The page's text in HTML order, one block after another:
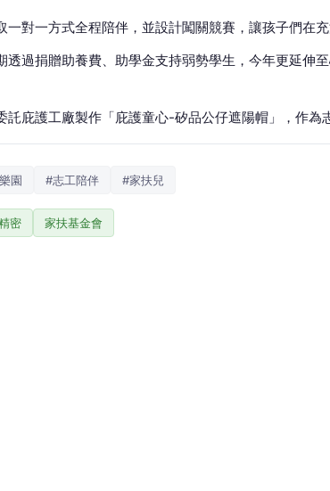
一對一方式全程陪伴，並設計闖關競賽，讓孩子們在
透過捐贈助養費、助學金支持弱勢學生，今年更延伸
託庇護工廠製作「庇護童心-矽品公仔遮陽帽」，作為
園 #志工陪伴 #家扶兒
密 家扶基金會